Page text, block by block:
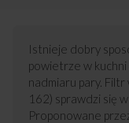
Istnieje dobry
powietrze w
nadmiaru pary.
162) sprawdzi się
Proponowane